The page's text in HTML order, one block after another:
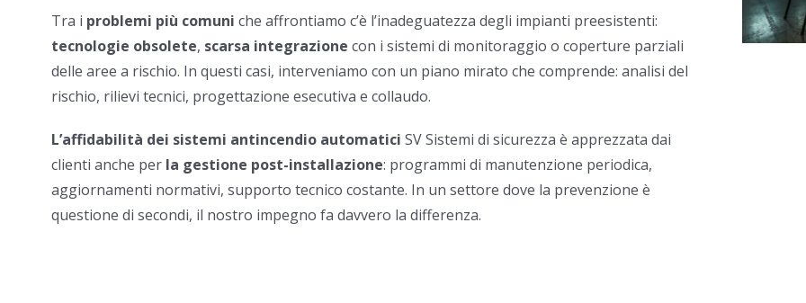
Tra i problemi più comuni che affrontiamo c’è l’inadeguatezza degli impianti preesistenti:
tecnologie obsolete, scarsa integrazione con i sistemi di monitoraggio o coperture parziali
delle aree a rischio. In questi casi, interveniamo con un piano mirato che comprende: analisi del
rischio, rilievi tecnici, progettazione esecutiva e collaudo.
L’affidabilità dei sistemi antincendio automatici SV Sistemi di sicurezza è apprezzata dai
clienti anche per la gestione post-installazione: programmi di manutenzione periodica,
aggiornamenti normativi, supporto tecnico costante. In un settore dove la prevenzione è
questione di secondi, il nostro impegno fa davvero la differenza.